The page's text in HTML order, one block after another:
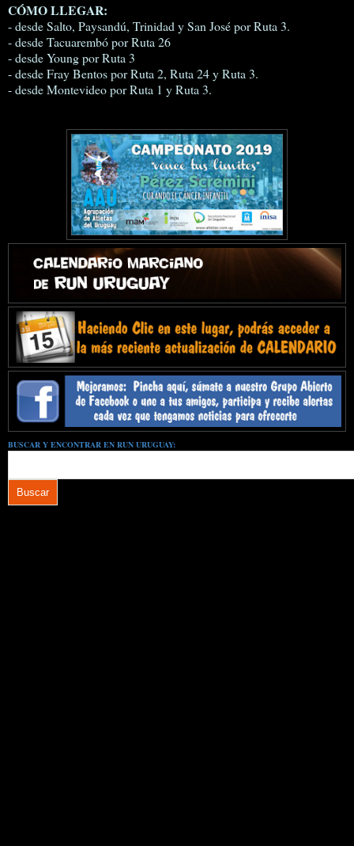
CÓMO LLEGAR:
- desde Salto, Paysandú, Trinidad y San José por Ruta 3.
- desde Tacuarembó por Ruta 26
- desde Young por Ruta 3
- desde Fray Bentos por Ruta 2, Ruta 24 y Ruta 3.
- desde Montevideo por Ruta 1 y Ruta 3.
BUSCAR Y ENCONTRAR EN RUN URUGUAY: